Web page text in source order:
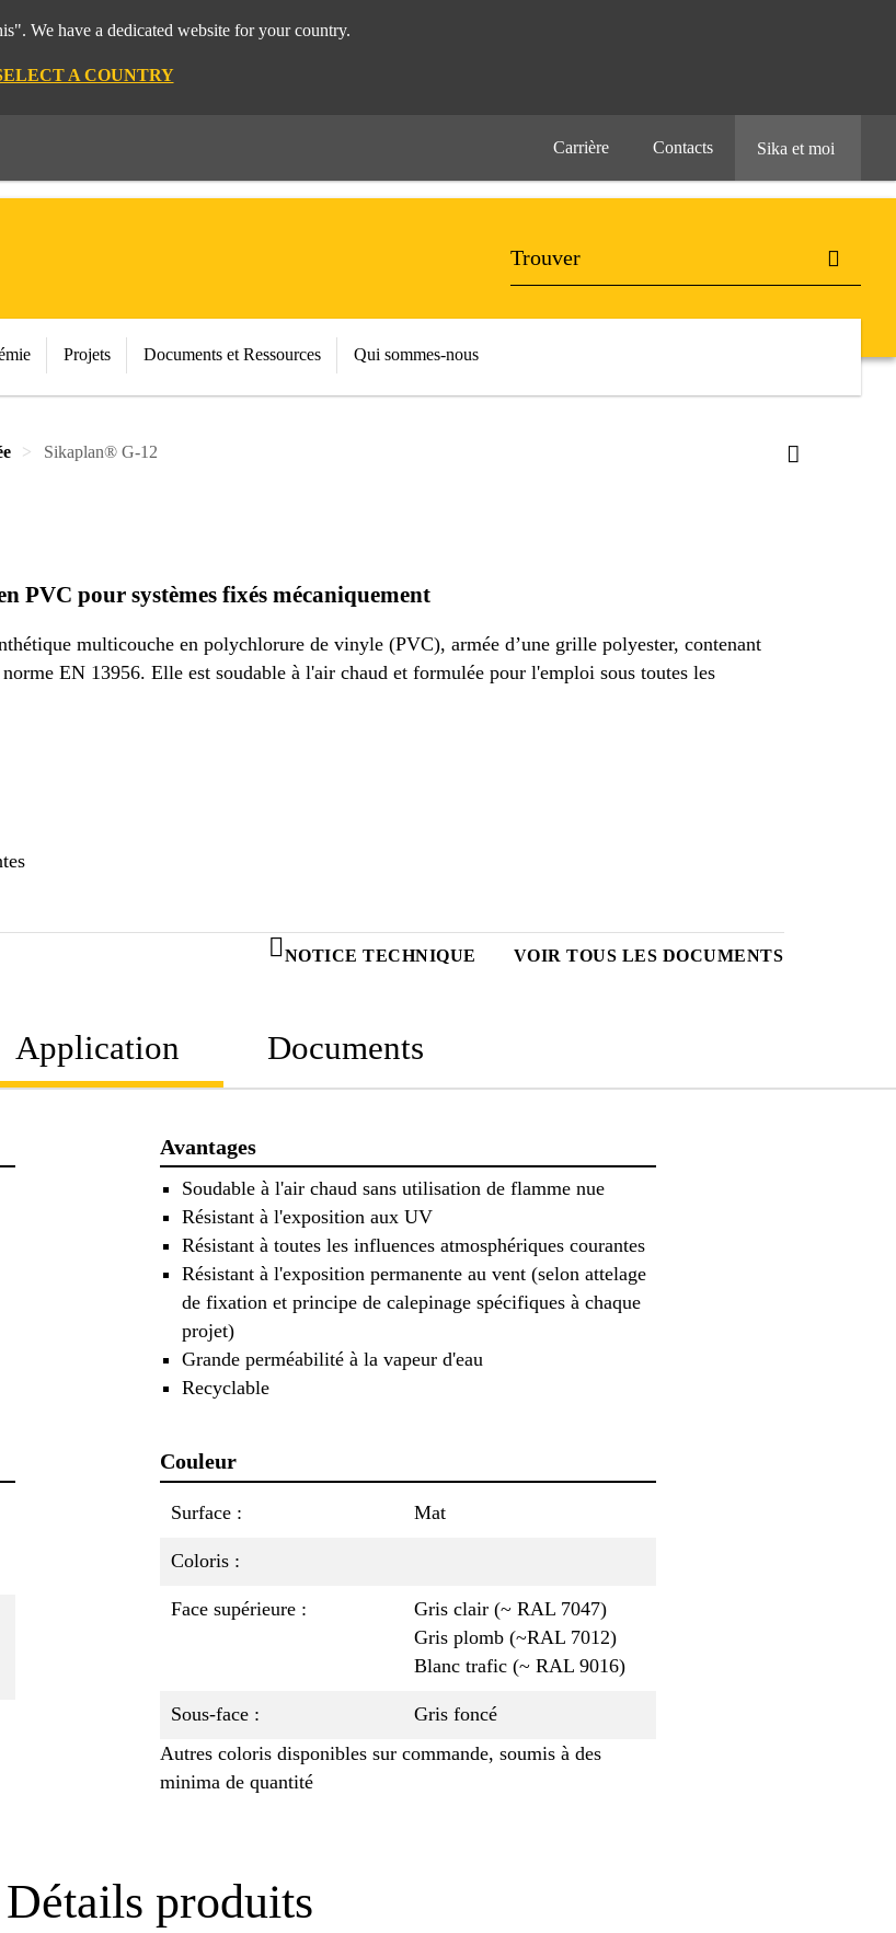
We have a dedicated website for your country.
A COUNTRY
Carrière Contacts Sika et moi
Projets Documents et Ressources Qui sommes-nous
Sikaplan® G-12
PVC pour systèmes fixés mécaniquement
multicouche en polychlorure de vinyle (PVC), armée d’une grille polyester, contenant
EN 13956. Elle est soudable à l'air chaud et formulée pour l'emploi sous toutes les
NOTICE TECHNIQUE VOIR TOUS LES DOCUMENTS
Application Documents
Avantages
Soudable à l'air chaud sans utilisation de flamme nue
Résistant à l'exposition aux UV
Résistant à toutes les influences atmosphériques courantes
Résistant à l'exposition permanente au vent (selon attelage
de fixation et principe de calepinage spécifiques à chaque
projet)
Grande perméabilité à la vapeur d'eau
Recyclable
Couleur
Surface : Mat
Coloris :
Face supérieure :
Gris clair (~ RAL 7047)
Gris plomb (~RAL 7012)
Blanc trafic (~ RAL 9016)
Sous-face :
Gris foncé
Autres coloris disponibles sur commande, soumis à des
minima de quantité
Détails produits